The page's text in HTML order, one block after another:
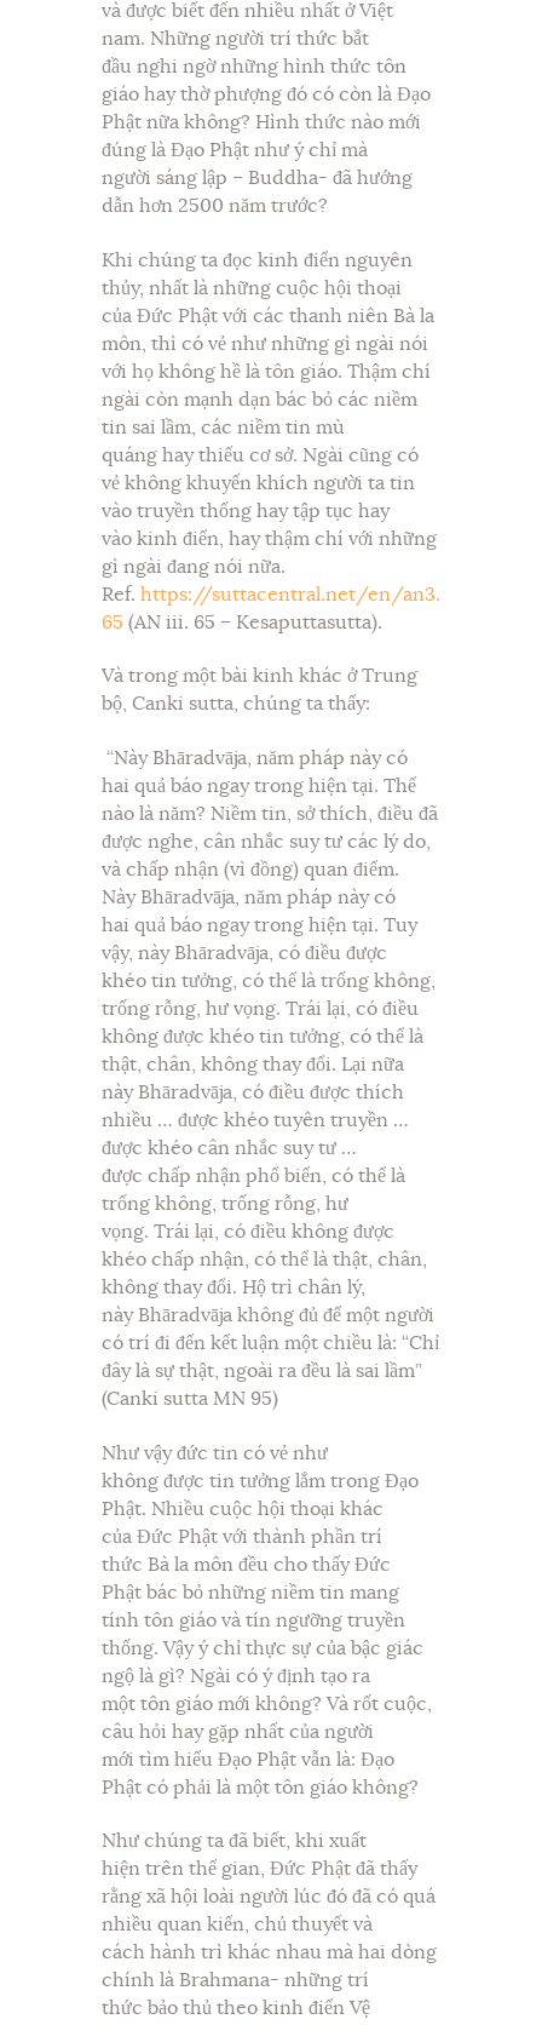
và được biết đến nhiều nhất ở Việt
nam. Những người trí thức bắt
đầu nghi ngờ những hình thức tôn
giáo hay thờ phượng đó có còn là Đạo
Phật nữa không? Hình thức nào mới
đúng là Đạo Phật như ý chỉ mà
người sáng lập – Buddha- đã hướng
dẫn hơn 2500 năm trước?
Khi chúng ta đọc kinh điển nguyên
thủy, nhất là những cuộc hội thoại
của Đức Phật với các thanh niên Bà la
môn, thì có vẻ như những gì ngài nói
với họ không hề là tôn giáo. Thậm chí
ngài còn mạnh dạn bác bỏ các niềm
tin sai lầm, các niềm tin mù
quáng hay thiếu cơ sở. Ngài cũng có
vẻ không khuyến khích người ta tin
vào truyền thống hay tập tục hay
vào kinh điển, hay thậm chí với những
gì ngài đang nói nữa.
Ref. https://suttacentral.net/en/an3.
65 (AN iii. 65 – Kesaputtasutta).
Và trong một bài kinh khác ở Trung
bộ, Canki sutta, chúng ta thấy:
“Này Bhāradvāja, năm pháp này có
hai quả báo ngay trong hiện tại. Thế
nào là năm? Niềm tin, sở thích, điều đã
được nghe, cân nhắc suy tư các lý do,
và chấp nhận (vì đồng) quan điểm.
Này Bhāradvāja, năm pháp này có
hai quả báo ngay trong hiện tại. Tuy
vậy, này Bhāradvāja, có điều được
khéo tin tưởng, có thể là trống không,
trống rỗng, hư vọng. Trái lại, có điều
không được khéo tin tưởng, có thể là
thật, chân, không thay đổi. Lại nữa
này Bhāradvāja, có điều được thích
nhiều … được khéo tuyên truyền …
được khéo cân nhắc suy tư …
được chấp nhận phổ biến, có thể là
trống không, trống rỗng, hư
vọng. Trái lại, có điều không được
khéo chấp nhận, có thể là thật, chân,
không thay đổi. Hộ trì chân lý,
này Bhāradvāja không đủ để một người
có trí đi đến kết luận một chiều là: “Chỉ
đây là sự thật, ngoài ra đều là sai lầm”
(Canki sutta MN 95)
Như vậy đức tin có vẻ như
không được tin tưởng lắm trong Đạo
Phật. Nhiều cuộc hội thoại khác
của Đức Phật với thành phần trí
thức Bà la môn đều cho thấy Đức
Phật bác bỏ những niềm tin mang
tính tôn giáo và tín ngưỡng truyền
thống. Vậy ý chỉ thực sự của bậc giác
ngộ là gì? Ngài có ý định tạo ra
một tôn giáo mới không? Và rốt cuộc,
câu hỏi hay gặp nhất của người
mới tìm hiểu Đạo Phật vẫn là: Đạo
Phật có phải là một tôn giáo không?
Như chúng ta đã biết, khi xuất
hiện trên thế gian, Đức Phật đã thấy
rằng xã hội loài người lúc đó đã có quá
nhiều quan kiến, chủ thuyết và
cách hành trì khác nhau mà hai dòng
chính là Brahmana- những trí
thức bảo thủ theo kinh điển Vệ